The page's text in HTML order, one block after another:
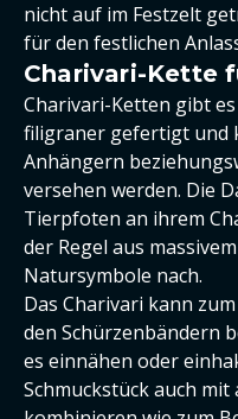
nicht auf im Festzelt
für den festlichen
Charivari-Kette
Charivari-Ketten gibt
filigraner gefertigt und
Anhängern
versehen werden. Die
Tierpfoten an ihrem
der Regel aus
Natursymbole nach.
Das Charivari kann
den Schürzenbändern
es einnähen oder
Schmuckstück auch